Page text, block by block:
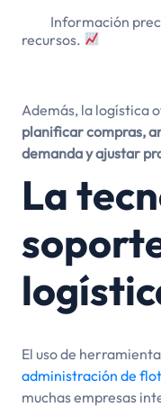
Información
recursos.
Además, la logística
planificar compras,
demanda y ajustar
La
El uso de
administración de
muchas empresas